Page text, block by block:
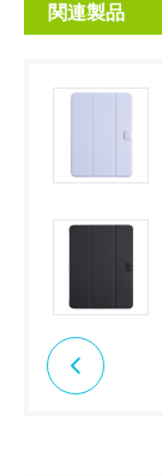
関連製品